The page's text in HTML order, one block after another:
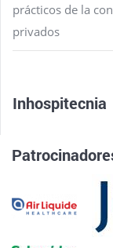
prácticos de la
privados
Inhospitecnia